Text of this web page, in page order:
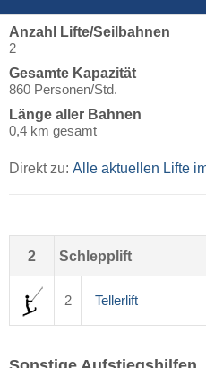
Anzahl Lifte/Seilbahnen
2
Gesamte Kapazität
860 Personen/Std.
Länge aller Bahnen
0,4 km gesamt
Direkt zu: Alle aktuellen Lifte
2 Schlepplift
2 Tellerlift